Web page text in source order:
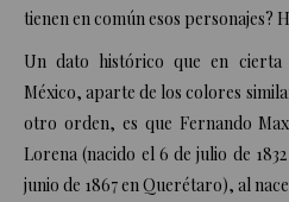
tienen en común esos personajes?
Un dato histórico que en
México, aparte de los colores
otro orden, es que Fernando
Lorena (nacido el 6 de julio de
junio de 1867 en Querétaro), al